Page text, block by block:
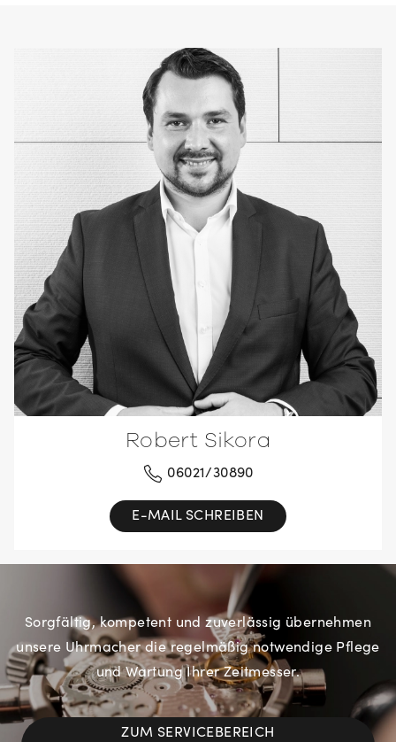
Robert Sikora
06021/30890
E-MAIL SCHREIBEN
Sorgfältig, kompetent und zuverlässig übernehmen
unsere Uhrmacher die regelmäßig notwendige Pflege
und Wartung Ihrer Zeitmesser.
ZUM SERVICEBEREICH